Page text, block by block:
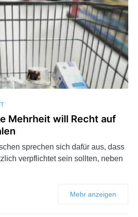
Mehrheit will Recht auf
sprechen sich dafür aus, dass
verpflichtet sein sollten, neben
Mehr anzeigen